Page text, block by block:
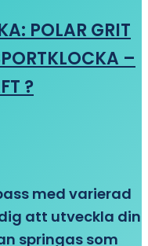
POLAR GRIT
–
?
med varierad
att utveckla din
springas som